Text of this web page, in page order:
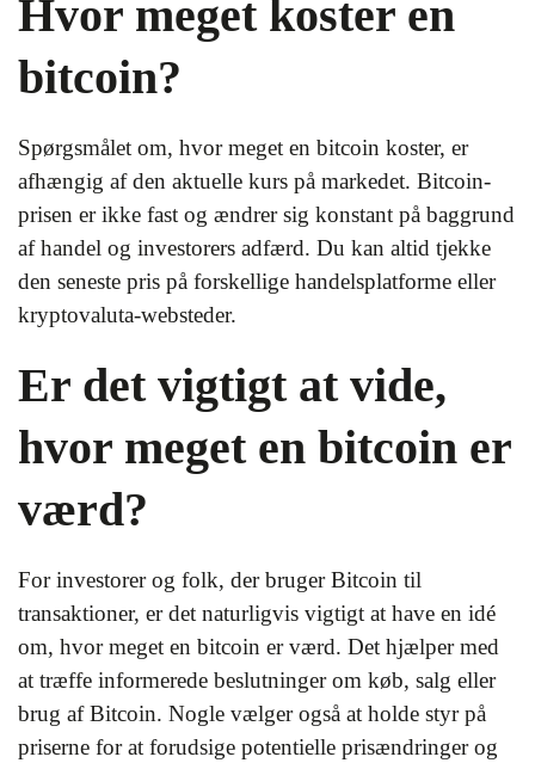
Hvor meget koster en
bitcoin?
Spørgsmålet om, hvor meget en bitcoin koster, er
afhængig af den aktuelle kurs på markedet. Bitcoin-
prisen er ikke fast og ændrer sig konstant på baggrund
af handel og investorers adfærd. Du kan altid tjekke
den seneste pris på forskellige handelsplatforme eller
kryptovaluta-websteder.
Er det vigtigt at vide,
hvor meget en bitcoin er
værd?
For investorer og folk, der bruger Bitcoin til
transaktioner, er det naturligvis vigtigt at have en idé
om, hvor meget en bitcoin er værd. Det hjælper med
at træffe informerede beslutninger om køb, salg eller
brug af Bitcoin. Nogle vælger også at holde styr på
priserne for at forudsige potentielle prisændringer og